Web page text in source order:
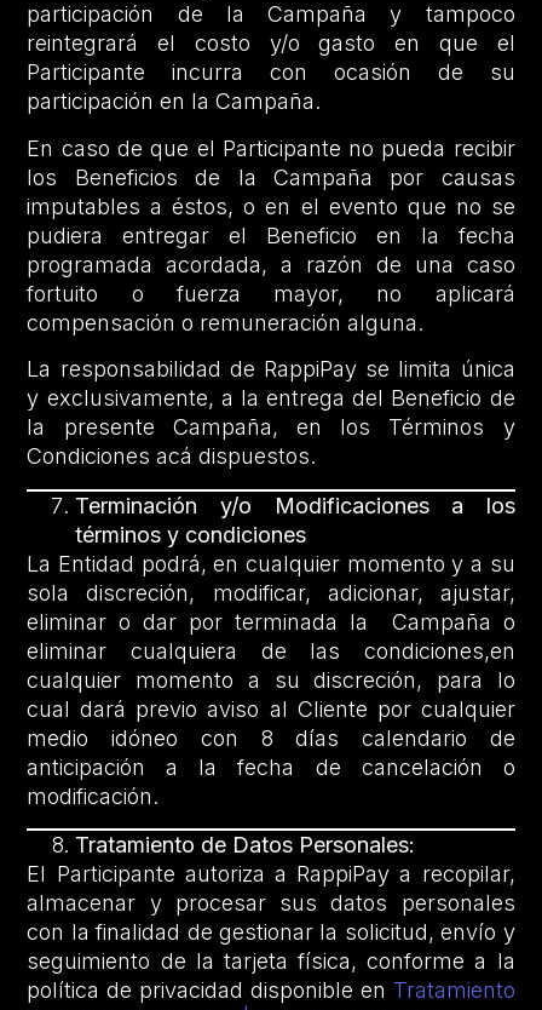
participación de la Campaña y tampoco
reintegrará el costo y/o gasto en que el
Participante incurra con ocasión de su
participación en la Campaña.
En caso de que el Participante no pueda recibir
los Beneficios de la Campaña por causas
imputables a éstos, o en el evento que no se
pudiera entregar el Beneficio en la fecha
programada acordada, a razón de una caso
fortuito o fuerza mayor, no aplicará
compensación o remuneración alguna.
La responsabilidad de RappiPay se limita única
y exclusivamente, a la entrega del Beneficio de
la presente Campaña, en los Términos y
Condiciones acá dispuestos.
Terminación y/o Modificaciones a los
términos y condiciones
La Entidad podrá, en cualquier momento y a su
sola discreción, modificar, adicionar, ajustar,
eliminar o dar por terminada la Campaña o
eliminar cualquiera de las condiciones,en
cualquier momento a su discreción, para lo
cual dará previo aviso al Cliente por cualquier
medio idóneo con 8 días calendario de
anticipación a la fecha de cancelación o
modificación.
Tratamiento de Datos Personales:
El Participante autoriza a RappiPay a recopilar,
almacenar y procesar sus datos personales
con la finalidad de gestionar la solicitud, envío y
seguimiento de la tarjeta física, conforme a la
política de privacidad disponible en Tratamiento